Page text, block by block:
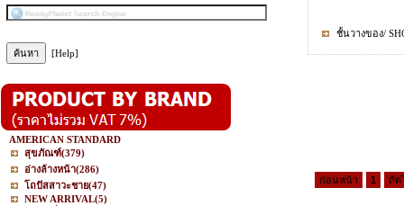
[Help]
AMERICAN STANDARD
สุขภัณฑ์(379)
อ่างล้างหน้า(286)
โถปัสสาวะชาย(47)
NEW ARRIVAL(5)
ชั้นวางของ/
ก่อนหน้า 1 ถัด